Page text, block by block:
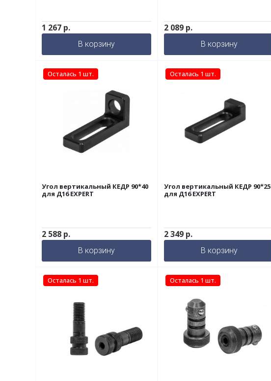
1 267р.
В корзину
2 089 р.
В корзину
Осталась 1 шт.
Угол вертикальный КЕДР 90*40
для Д16 EXPERT
2 588р.
В корзину
Осталась 1 шт.
Угол вертикальный КЕДР 90*25
для Д16 EXPERT
2 349 р.
В корзину
Осталась 1 шт. Осталась 1 шт.